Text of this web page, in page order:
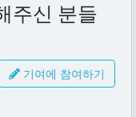
주신 분들
기여에 참여하기